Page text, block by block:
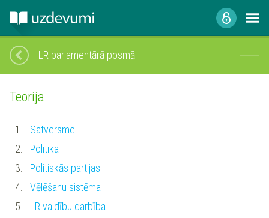
LR parlamentārā posmā
Teorija
1.
Satversme
2.
Politika
3.
Politiskās partijas
4.
Vēlēšanu sistēma
5.
LR valdību darbība